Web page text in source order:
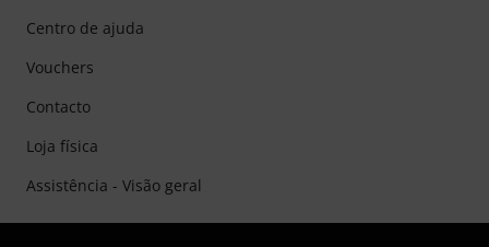
Centro de ajuda
Vouchers
Contacto
Loja física
Assistência - Visão geral